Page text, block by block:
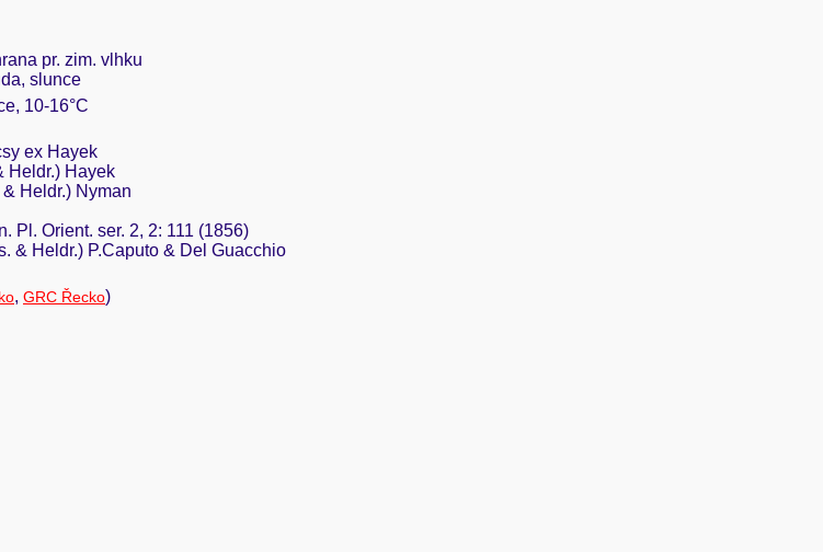
pr. zim. vlhku
slunce
10-16°C
ex Hayek
Heldr.) Hayek
Heldr.) Nyman
Pl. Orient. ser. 2, 2: 111 (1856)
& Heldr.) P.Caputo & Del Guacchio
, GRC Řecko)